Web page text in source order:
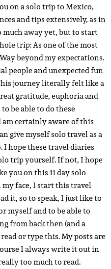
on a solo trip to Mexico,
and tips extensively, as in
much away yet, but to start
trip: As one of the most
beyond my expectations.
people and unexpected fun
journey literally felt like a
gratitude, euphoria and
be able to do these
certainly aware of this
give myself solo travel as a
hope these travel diaries
trip yourself. If not, I hope
you on this 11 day solo
face, I start this travel
it, so to speak, I just like to
myself and to be able to
from back then (and a
or type this. My posts are
I always write it out in
too much to read.